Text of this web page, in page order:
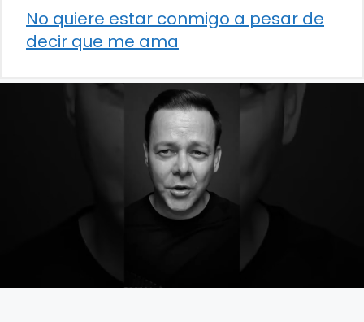
No quiere estar conmigo a pesar de
decir que me ama